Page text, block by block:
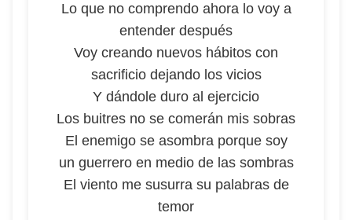
Lo que no comprendo ahora lo voy a
entender después
Voy creando nuevos hábitos con
sacrificio dejando los vicios
Y dándole duro al ejercicio
Los buitres no se comerán mis sobras
El enemigo se asombra porque soy
un guerrero en medio de las sombras
El viento me susurra su palabras de
temor